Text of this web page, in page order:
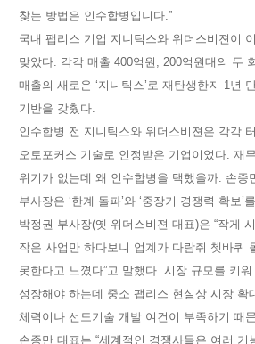
찾는 방법은 인수합병입니다.”
국내 팹리스 기업 지니틱스와 위더스비젼이
맞았다. 각각 매출 400억원, 200억원대의 두
매출의 새로운 ‘지니틱스’로 재탄생한지 1년
기반을 갖췄다.
인수합병 전 지니틱스와 위더스비젼은 각각
오토포커스 기술로 인정받은 기업이었다. 재
위기가 없는데 왜 인수합병을 택했을까. 손종
부사장은 ‘한계 돌파’와 ‘중장기 경쟁력 확보’
박정권 부사장(옛 위더스비젼 대표)은 “작게
작은 사업만 하다보니 업계가 다람쥐 쳇바퀴
못한다고 느꼈다”고 말했다. 시장 규모를 키
성장해야 하는데 중소 팹리스 현실상 시장 확
체력이나 선도기술 개발 여건이 부족하기 때
손종만 대표는 “세계적인 경쟁사들은 여러 기